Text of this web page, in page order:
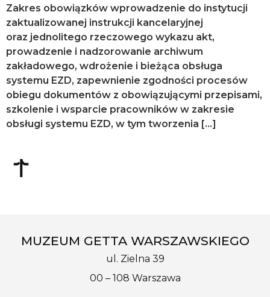
Zakres obowiązków wprowadzenie do instytucji
zaktualizowanej instrukcji kancelaryjnej
oraz jednolitego rzeczowego wykazu akt,
prowadzenie i nadzorowanie archiwum
zakładowego, wdrożenie i bieżąca obsługa
systemu EZD, zapewnienie zgodności procesów
obiegu dokumentów z obowiązującymi przepisami,
szkolenie i wsparcie pracowników w zakresie
obsługi systemu EZD, w tym tworzenia […]
MUZEUM GETTA WARSZAWSKIEGO
ul. Zielna 39
00 – 108 Warszawa